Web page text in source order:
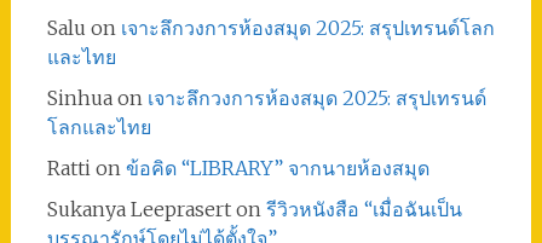
Salu on เจาะลึกวงการห้องสมุด 2025: สรุปเทรนด์โลก
และไทย
Sinhuaon เจาะลึกวงการห้องสมุด 2025: สรุปเทรนด์
โลกและไทย
Rattion ข้อคิด “LIBRARY” จากนายห้องสมุด
Sukanya Leepraserton รีวิวหนังสือ “เมื่อฉันเป็น